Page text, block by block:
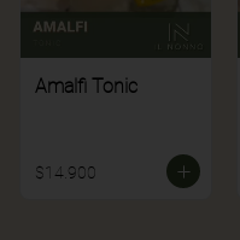
Amalfi Tonic
$14.900